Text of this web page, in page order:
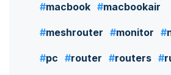
macbook macbookair
meshrouter monitor
pc router routers